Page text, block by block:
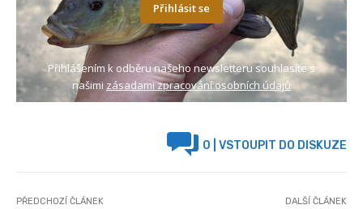
Přihlásit se
Přihlášením k odběru našeho newsletteru souhlasíte s
našimi zásadami zpracování osobních údajů
0 | VSTOUPIT DO DISKUZE
PŘEDCHOZÍ ČLÁNEK DALŠÍ ČLÁNEK